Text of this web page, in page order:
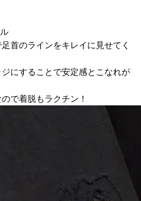
首のラインをキレイに見せてく
にすることで安定感とこなれが
で着脱もラクチン！